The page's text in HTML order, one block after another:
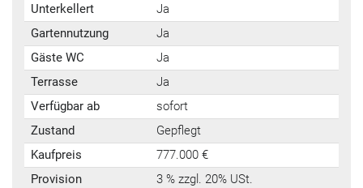
Unterkellert
Ja
Gartennutzung
Ja
Gäste WC
Ja
Terrasse
Ja
Verfügbar ab
sofort
Zustand
Gepflegt
Kaufpreis
777.000 €
Provision
3 % zzgl. 20% USt.